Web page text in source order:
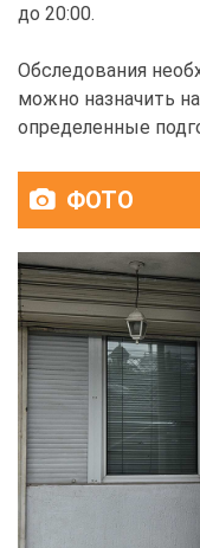
до 20:00.
Обследования
можно назначить
определенные
ФОТО